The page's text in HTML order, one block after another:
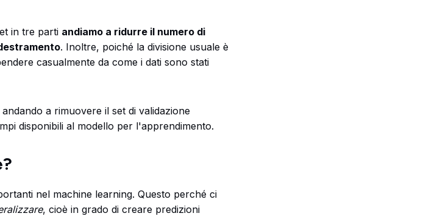
in tre parti andiamo a ridurre il numero di
. Inoltre, poiché la divisione usuale è
casualmente da come i dati sono stati
a rimuovere il set di validazione
disponibili al modello per l'apprendimento.
nel machine learning. Questo perché ci
, cioè in grado di creare predizioni